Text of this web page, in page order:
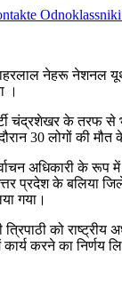
Odnoklassniki
नेहरू नेशनल यूथ
।
चंद्रशेखर के तरफ से
30 लोगों की मौत
अधिकारी के
प्रदेश के
गया।
को
करने का निर्णय